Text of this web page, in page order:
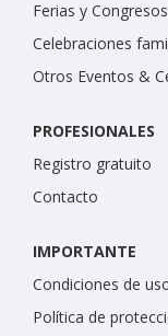
Ferias y Congresos
Celebraciones
Otros Eventos &
PROFESIONALES
Registro gratuito
Contacto
IMPORTANTE
Condiciones de
Política de